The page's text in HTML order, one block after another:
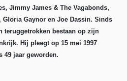
Jimmy James & The Vagabonds,
Gloria Gaynor en Joe Dassin. Sinds
teruggetrokken bestaan op zijn
Hij pleegt op 15 mei 1997
49 jaar geworden.